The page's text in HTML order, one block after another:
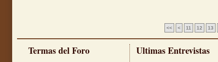
<< < 11 12 13
Termas del Foro Ultimas Entrevistas